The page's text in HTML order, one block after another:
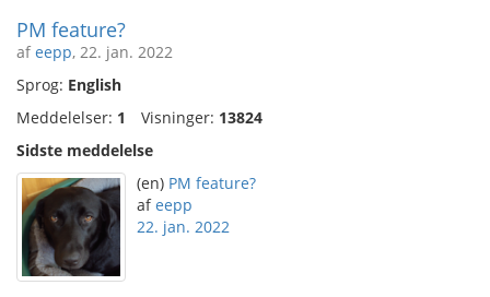
PM feature?
afeepp, 22. jan. 2022
Sprog: English
Meddelelser: 1 Visninger: 13824
Sidste meddelelse
(en) PM feature?
afeepp
22. jan. 2022